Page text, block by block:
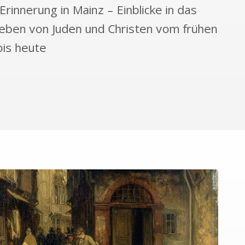
in Mainz – Einblicke in das
von Juden und Christen vom frühen
heute